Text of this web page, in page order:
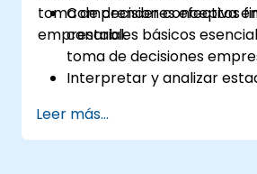
toma de decisiones efectiva
empresarial.
Comprender conceptos
contables básicos
toma de decisiones
Interpretar y analizar
generales y estados de
Aplicar ratios financieros
Leer más...